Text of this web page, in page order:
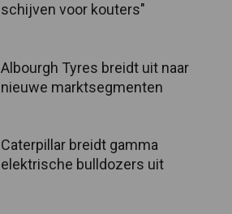
schijven voor kouters"
Albourgh Tyres breidt uit naar
nieuwe marktsegmenten
Caterpillar breidt gamma
elektrische bulldozers uit